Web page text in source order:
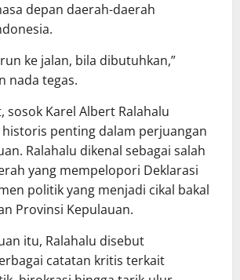
depan daerah-daerah
ke jalan, bila dibutuhkan,”
nada tegas.
sosok Karel Albert Ralahalu
penting dalam perjuangan
Ralahalu dikenal sebagai salah
yang mempelopori Deklarasi
politik yang menjadi cikal bakal
Provinsi Kepulauan.
itu, Ralahalu disebut
catatan kritis terkait